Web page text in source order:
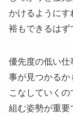
かけるように
裕もできるはず
優先度の低い
事が見つかるか
こなしていく
組む姿勢が重要